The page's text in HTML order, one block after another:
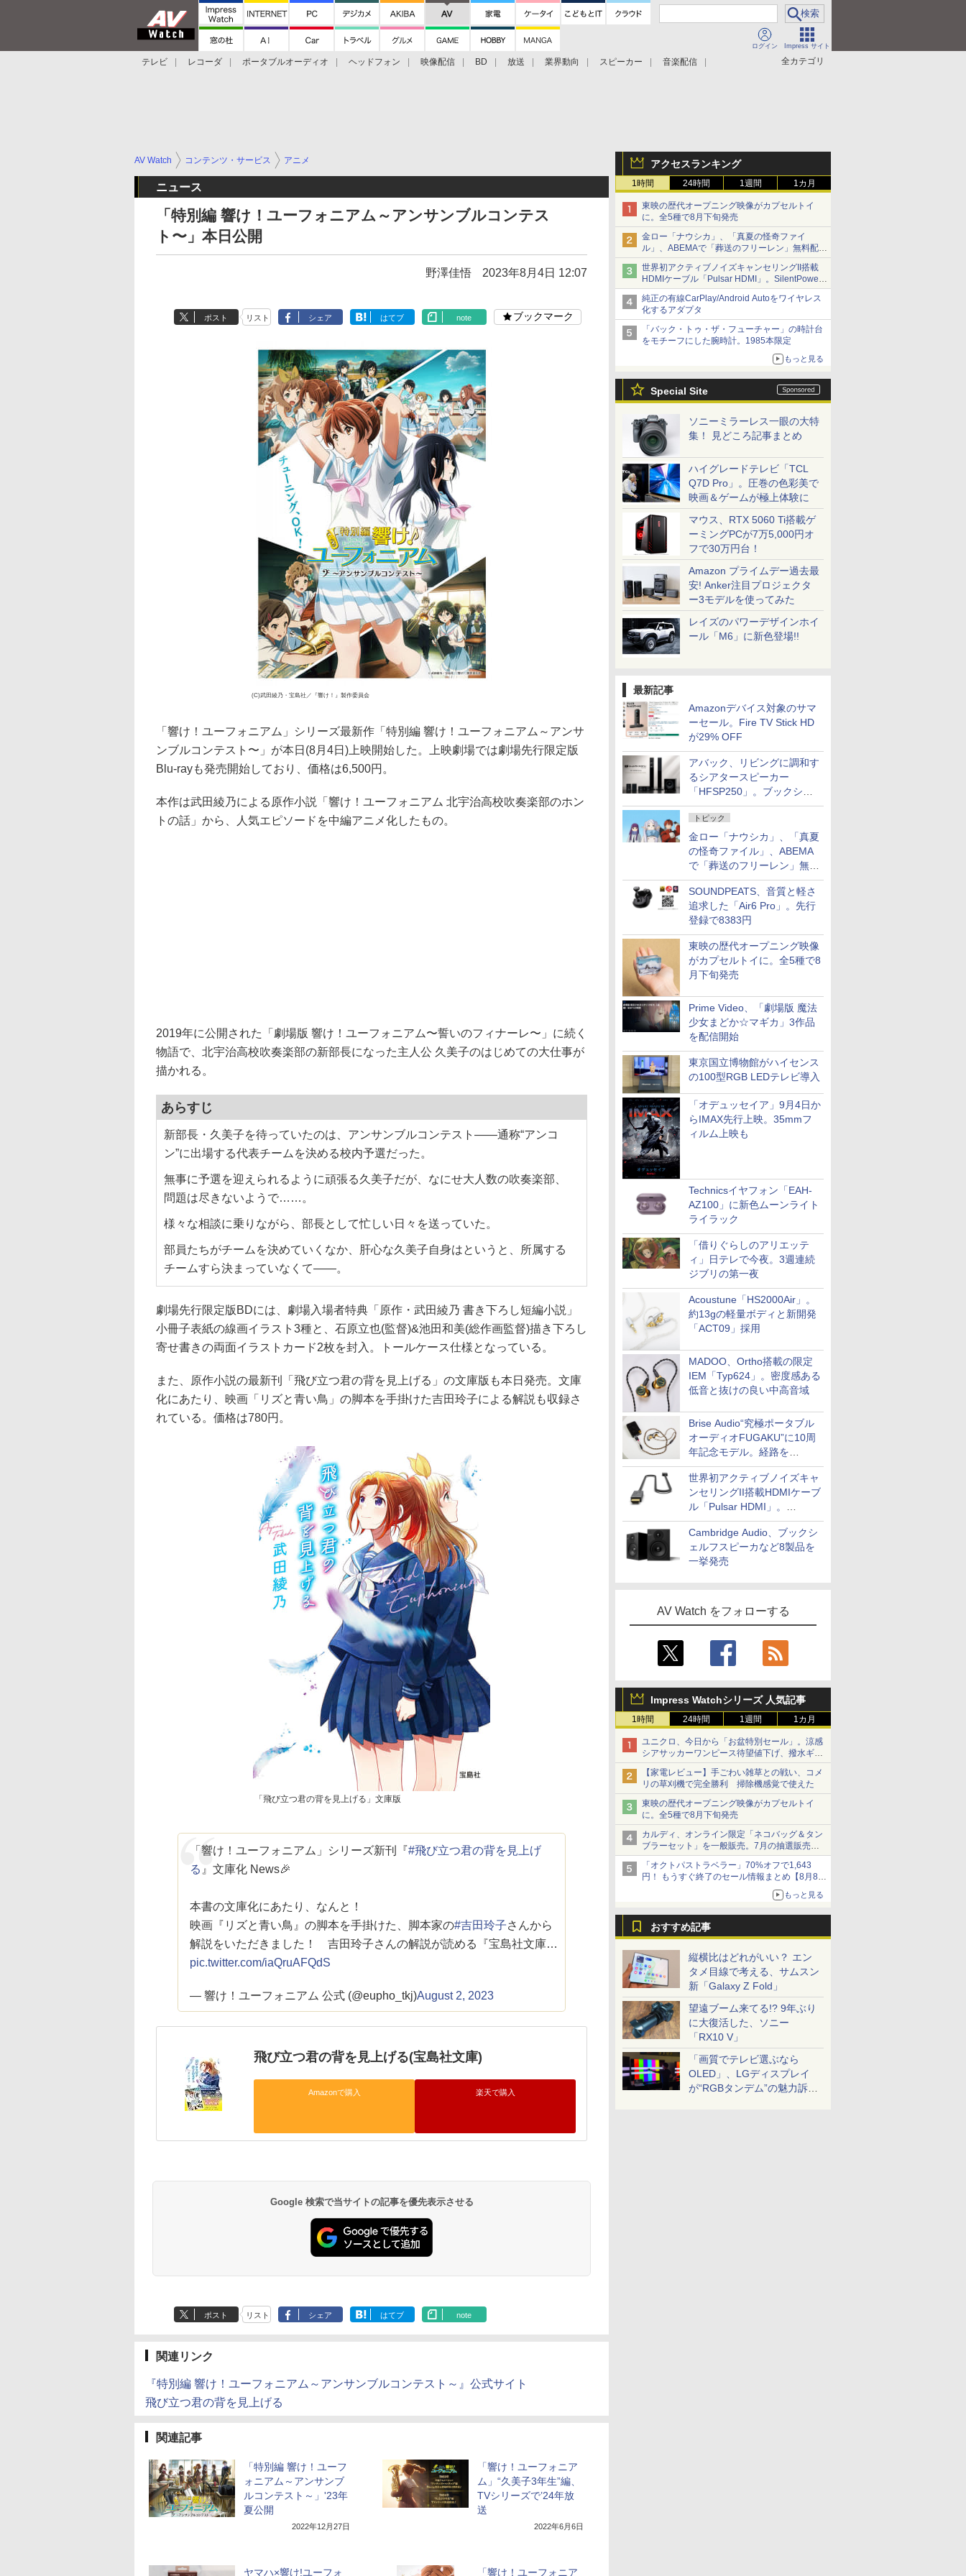
ログイン Impress サイト
全カテゴリ
テレビ レコーダ ポータブルオーディオ ヘッドフォン 映像配信 BD 放送 業界動向 スピーカー
音楽配信
アクセスランキング
1時間 24時間 1週間 1カ月
東映の歴代オープニング映像がカプセルトイ
に。全5種で8月下旬発売
金ロー「ナウシカ」、「真夏の怪奇ファイ
ル」、ABEMAで「葬送のフリーレン」無料配信
など。夏の特番・配信情報
世界初アクティブノイズキャンセリングII搭載
HDMIケーブル「Pulsar HDMI」。SilentPower
から
純正の有線CarPlay/Android Autoをワイヤレス
化するアダプタ
「バック・トゥ・ザ・フューチャー」の時計台
をモチーフにした腕時計。1985本限定
もっと見る
Special Site
ソニーミラーレス一眼の大特
集！ 見どころ記事まとめ
ハイグレードテレビ「TCL
Q7D Pro」。圧巻の色彩美で
映画＆ゲームが極上体験に
マウス、RTX 5060 Ti搭載ゲ
ーミングPCが7万5,000円オ
フで30万円台！
Amazon プライムデー過去最
安! Anker注目プロジェクタ
ー3モデルを使ってみた
レイズのパワーデザインホイ
ール「M6」に新色登場!!
最新記事
Amazonデバイス対象のサマ
ーセール。Fire TV Stick HD
が29% OFF
アバック、リビングに調和す
るシアタースピーカー
「HFSP250」。ブックシェ
ルフはペア3万円以下
トピック
金ロー「ナウシカ」、「真夏
の怪奇ファイル」、ABEMA
で「葬送のフリーレン」無料
配信など。夏の特番・配信情
報
SOUNDPEATS、音質と軽さ
追求した「Air6 Pro」。先行
登録で8383円
東映の歴代オープニング映像
がカプセルトイに。全5種で8
月下旬発売
Prime Video、「劇場版 魔法
少女まどか☆マギカ」3作品
を配信開始
東京国立博物館がハイセンス
の100型RGB LEDテレビ導入
「オデュッセイア」9月4日か
らIMAX先行上映。35mmフ
ィルム上映も
Technicsイヤフォン「EAH-
AZ100」に新色ムーンライト
ライラック
「借りぐらしのアリエッテ
ィ」日テレで今夜。3週連続
ジブリの第一夜
Acoustune「HS2000Air」。
約13gの軽量ボディと新開発
「ACT09」採用
MADOO、Ortho搭載の限定
IEM「Typ624」。密度感ある
低音と抜けの良い中高音域
Brise Audio“究極ポータブル
オーディオFUGAKU”に10周
年記念モデル。経路を
NISHIKIで統一。400万円
世界初アクティブノイズキャ
ンセリングII搭載HDMIケーブ
ル「Pulsar HDMI」。
SilentPowerから
Cambridge Audio、ブックシ
ェルフスピーカなど8製品を
一挙発売
AV Watch をフォローする
Impress Watchシリーズ 人気記事
1時間 24時間 1週間 1カ月
ユニクロ、今日から「お盆特別セール」。涼感
シアサッカーワンピース待望値下げ、撥水ギア
ショーツは1990円に
【家電レビュー】手ごわい雑草との戦い、コメ
リの草刈機で完全勝利 掃除機感覚で使えた
東映の歴代オープニング映像がカプセルトイ
に。全5種で8月下旬発売
カルディ、オンライン限定「ネコバッグ＆タン
ブラーセット」を一般販売。7月の抽選販売の
当選無効分
「オクトパストラベラー」70%オフで1,643
円！ もうすぐ終了のセール情報まとめ【8月8日
ニンテンドーeショップでは「大神 絶景版」が
もっと見る
おすすめ記事
縦横比はどれがいい？ エン
タメ目線で考える、サムスン
新「Galaxy Z Fold」
望遠ブーム来てる!? 9年ぶり
に大復活した、ソニー
「RX10 V」
「画質でテレビ選ぶなら
OLED」、LGディスプレイ
が“RGBタンデム”の魅力訴
AV Watch コンテンツ・サービス アニメ
ニュース
「特別編 響け！ユーフォニアム～アンサンブルコンテス
ト〜」本日公開
野澤佳悟 2023年8月4日 12:07
ポスト リスト シェア はてブ note ブックマーク
(C)武田綾乃・宝島社／『響け！』製作委員会
「響け！ユーフォニアム」シリーズ最新作「特別編 響け！ユーフォニアム～アンサ
ンブルコンテスト〜」が本日(8月4日)上映開始した。上映劇場では劇場先行限定版
Blu-rayも発売開始しており、価格は6,500円。
本作は武田綾乃による原作小説「響け！ユーフォニアム 北宇治高校吹奏楽部のホン
トの話」から、人気エピソードを中編アニメ化したもの。
2019年に公開された「劇場版 響け！ユーフォニアム〜誓いのフィナーレ〜」に続く
物語で、北宇治高校吹奏楽部の新部長になった主人公 久美子のはじめての大仕事が
描かれる。
あらすじ
新部長・久美子を待っていたのは、アンサンブルコンテスト――通称“アンコ
ン”に出場する代表チームを決める校内予選だった。
無事に予選を迎えられるように頑張る久美子だが、なにせ大人数の吹奏楽部、
問題は尽きないようで……。
様々な相談に乗りながら、部長として忙しい日々を送っていた。
部員たちがチームを決めていくなか、肝心な久美子自身はというと、所属する
チームすら決まっていなくて――。
劇場先行限定版BDには、劇場入場者特典「原作・武田綾乃 書き下ろし短編小説」
小冊子表紙の線画イラスト3種と、石原立也(監督)&池田和美(総作画監督)描き下ろし
寄せ書きの両面イラストカード2枚を封入。トールケース仕様となっている。
また、原作小説の最新刊「飛び立つ君の背を見上げる」の文庫版も本日発売。文庫
化にあたり、映画「リズと青い鳥」の脚本を手掛けた吉田玲子による解説も収録さ
れている。価格は780円。
「飛び立つ君の背を見上げる」文庫版
「響け！ユーフォニアム」シリーズ新刊『#飛び立つ君の背を見上げ
る 』文庫化 News🎉
本書の文庫化にあたり、なんと！
映画『リズと青い鳥』の脚本を手掛けた、脚本家の#吉田玲子さんから
解説をいただきました！ 吉田玲子さんの解説が読める『宝島社文庫…
pic.twitter.com/iaQruAFQdS
— 響け！ユーフォニアム 公式 (@eupho_tkj)August 2, 2023
飛び立つ君の背を見上げる(宝島社文庫)
Amazonで購入 楽天で購入
Google 検索で当サイトの記事を優先表示させる
ポスト リスト シェア はてブ note
関連リンク
『特別編 響け！ユーフォニアム～アンサンブルコンテスト～』公式サイト
飛び立つ君の背を見上げる
関連記事
「特別編 響け！ユーフ
ォニアム～アンサンブ
ルコンテスト～」'23年
夏公開
2022年12月27日
「響け！ユーフォニア
ム」“久美子3年生”編、
TVシリーズで’24年放
送
2022年6月6日
ヤマハ×響け!ユーフォ 「響け！ユーフォニア